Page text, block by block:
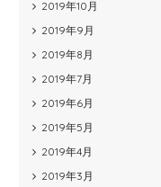
2019年10月
2019年9月
2019年8月
2019年7月
2019年6月
2019年5月
2019年4月
2019年3月